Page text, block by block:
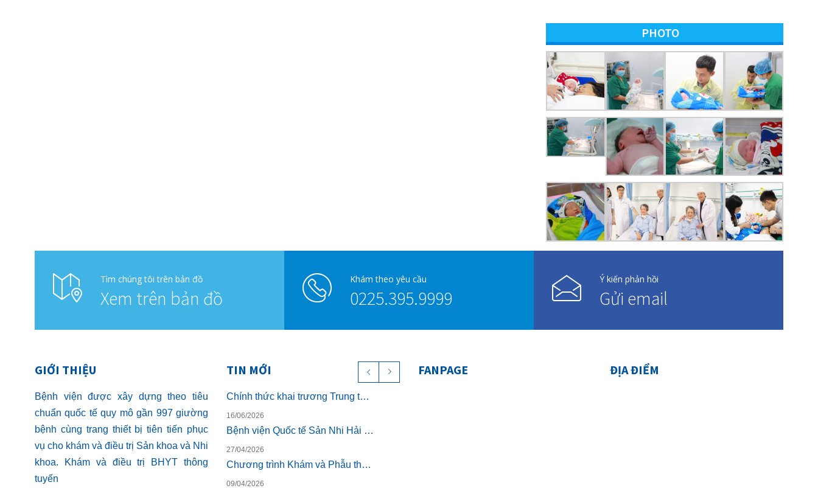
PHOTO
Tìm chúng tôi trên bản đồ
Xem trên bản đồ
Khám theo yêu cầu
0225.395.9999
Ý kiến phản hồi
Gửi email
GIỚI THIỆU
Bệnh viện được xây dựng theo tiêu
chuẩn quốc tế quy mô gần 997 giường
bệnh cùng trang thiết bị tiên tiến phục
vụ cho khám và điều trị Sản khoa và Nhi
khoa. Khám và điều trị BHYT thông
tuyến
TIN MỚI
Chính thức khai trương Trung tâm Nghỉ dưỡng ở cữ cao cấp The Nest – Luxury Postpartum & Retreat
16/06/2026
Bệnh viện Quốc tế Sản Nhi Hải Phòng chính thức triển khai khám sức khỏe theo Thông tư 32/2023/TT-BYT
27/04/2026
Chương trình Khám và Phẫu thuật nhân đạo cho trẻ bị dị tật khe hở môi miễn phí
09/04/2026
FANPAGE ĐỊA ĐIỂM